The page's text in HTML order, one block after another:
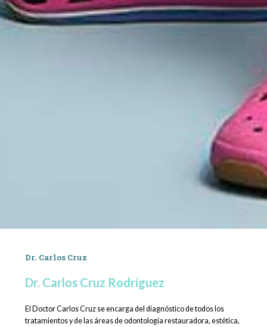
Dr. Carlos Cruz
Dr. Carlos Cruz Rodríguez
El Doctor Carlos Cruz se encarga del diagnóstico de todos los
tratamientos y de las áreas de odontología restauradora, estética,